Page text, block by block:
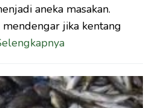
aneka masakan.
jika kentang